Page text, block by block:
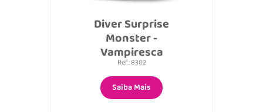
Diver Surprise
Monster -
Vampiresca
Ref.: 8302
Saiba Mais